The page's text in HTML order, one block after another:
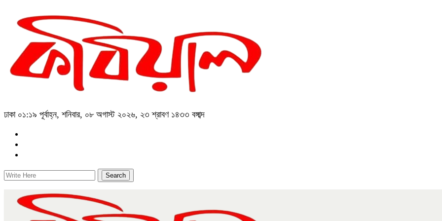
ঢাকা ০১:১৯ পূর্বাহ্ন, শনিবার, ০৮ অগাস্ট ২০২৬, ২৩ শ্রাবণ ১৪৩৩ বঙ্গাব্দ